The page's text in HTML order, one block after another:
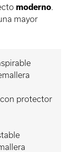
moderno
mayor
protector